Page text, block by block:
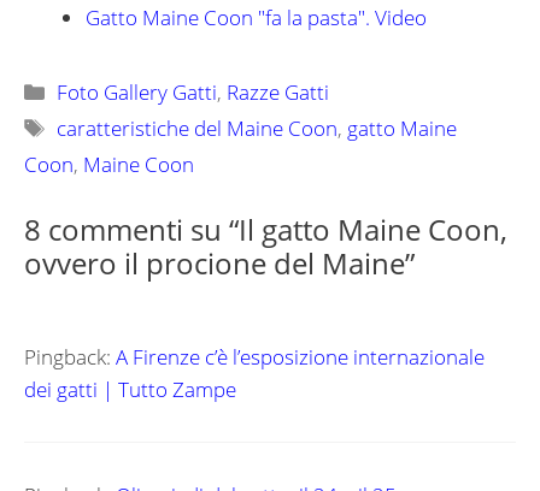
Gatto Maine Coon "fa la pasta". Video
Categorie
Foto Gallery Gatti, Razze Gatti
Tag
caratteristiche del Maine Coon, gatto Maine
Coon, Maine Coon
8 commenti su “Il gatto Maine Coon,
ovvero il procione del Maine”
Pingback: A Firenze c’è l’esposizione internazionale
dei gatti | Tutto Zampe